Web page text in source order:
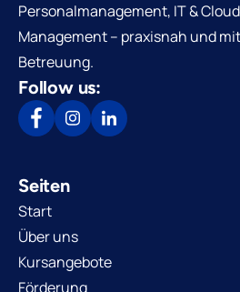
Personalmanagement, IT &
Management – praxisnah und
Betreuung.
Follow us:
Seiten
Start
Über uns
Kursangebote
Förderung